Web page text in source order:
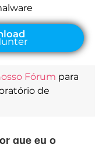
Fórum para
de
que eu o